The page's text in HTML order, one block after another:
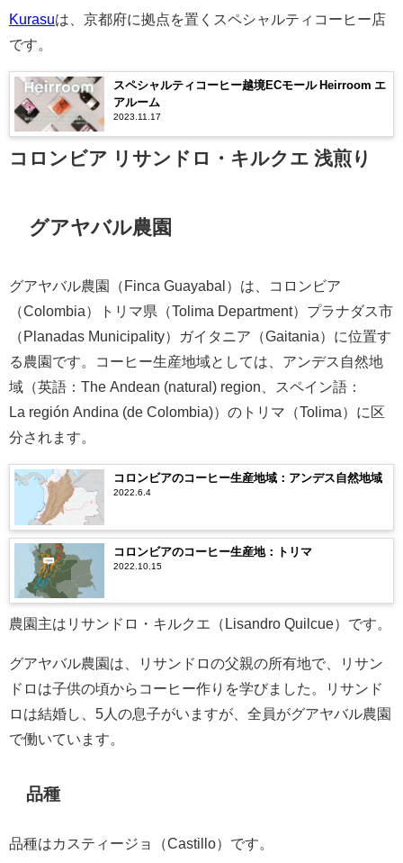
Kurasuは、京都府に拠点を置くスペシャルティコーヒー店
です。
スペシャルティコーヒー越境ECモール Heirroom エ
アルーム
2023.11.17
コロンビア リサンドロ・キルクエ 浅煎り
グアヤバル農園
グアヤバル農園（Finca Guayabal）は、コロンビア
（Colombia）トリマ県（Tolima Department）プラナダス市
（Planadas Municipality）ガイタニア（Gaitania）に位置す
る農園です。コーヒー生産地域としては、アンデス自然地
域（英語：The Andean (natural) region、スペイン語：
La región Andina​​​ (de Colombia)）のトリマ（Tolima）に区
分されます。
コロンビアのコーヒー生産地域：アンデス自然地域
2022.6.4
コロンビアのコーヒー生産地：トリマ
2022.10.15
農園主はリサンドロ・キルクエ（Lisandro Quilcue）です。
グアヤバル農園は、リサンドロの父親の所有地で、リサン
ドロは子供の頃からコーヒー作りを学びました。リサンド
ロは結婚し、5人の息子がいますが、全員がグアヤバル農園
で働いています。
品種
品種はカスティージョ（Castillo）です。